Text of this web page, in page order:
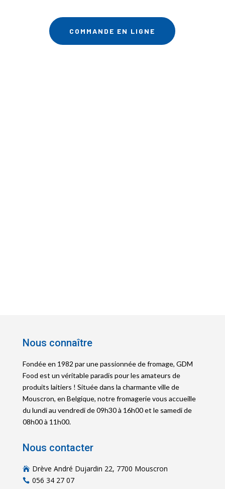
COMMANDE EN LIGNE
Nous connaître
Fondée en 1982 par une passionnée de fromage, GDM
Food est un véritable paradis pour les amateurs de
produits laitiers ! Située dans la charmante ville de
Mouscron, en Belgique, notre fromagerie vous accueille
du lundi au vendredi de 09h30 à 16h00 et le samedi de
08h00 à 11h00.
Nous contacter
 Drève André Dujardin 22, 7700 Mouscron
 056 34 27 07